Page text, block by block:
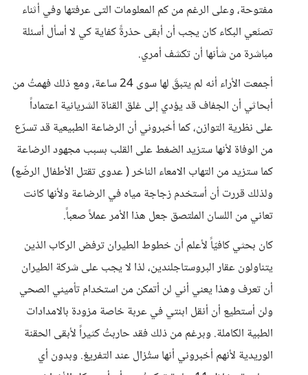
مفتوحة، وعلى الرغم من كم المعلومات التى عرفتها وفي أثناء
تصنَعي البكاء كان يجب أن أبقى حذرةً كفاية كي لا أسأل أسئلة
مباشرة من شأنها أن تكشف أمري.
أجمعت الأراء أنه لم يتبقَ لها سوى 24 ساعة، ومع ذلك فهمتُ من
أبحاثي أن الجفاف قد يؤدي إلى غلق القناة الشريانية اعتماداً
على نظرية التوازن، كما أخبروني أن الرضاعة الطبيعية قد تسرّع
من الوفاة لأنها ستزيد الضغط على القلب بسبب مجهود الرضاعة
كما ستزيد من التهاب الامعاء الناخر ( عدوى تقتل الأطفال الرضّع)
ولذلك قررت أن أستخدم زجاجة مياه في الرضاعة ولأنها كانت
تعاني من اللسان الملتصق جعل هذا الأمر عملاً صعباً.
كان بحثي كافيّاً لأعلم أن خطوط الطيران ترفض الركاب الذين
يتناولون عقار البروستاجلندين، لذا لا يجب على شركة الطيران
أن تعرف وهذا يعني أني لن أتمكن من استخدام تأميني الصحي
ولن أستطيع أن أنقل ابنتي في عربة خاصة مزودة بالامدادات
الطبية الكاملة. وبرغم من ذلك فقد حاربتُ كثيراً لأبقى الحقنة
الوريدية لأنهم أخبروني أنها ستُزال عند التفريغ. وبدون أي